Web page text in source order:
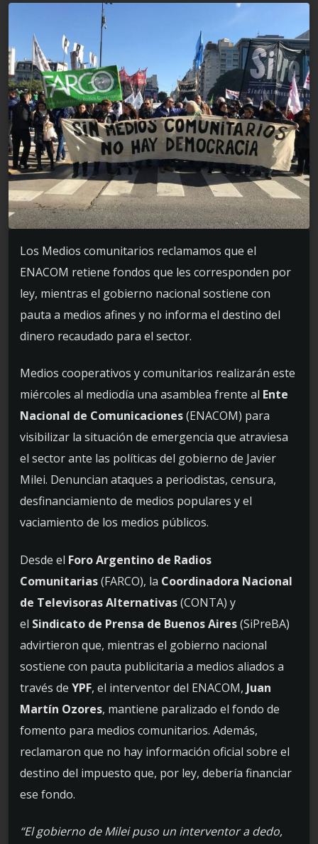
Los Medios comunitarios reclamamos que el
ENACOM retiene fondos que les corresponden por
ley, mientras el gobierno nacional sostiene con
pauta a medios afines y no informa el destino del
dinero recaudado para el sector.
Medios cooperativos y comunitarios realizarán este
miércoles al mediodía una asamblea frente al Ente
Nacional de Comunicaciones(ENACOM) para
visibilizar la situación de emergencia que atraviesa
el sector ante las políticas del gobierno de Javier
Milei. Denuncian ataques a periodistas, censura,
desfinanciamiento de medios populares y el
vaciamiento de los medios públicos.
Desde el Foro Argentino de Radios
Comunitarias(FARCO), la Coordinadora Nacional
de Televisoras Alternativas(CONTA) y
el Sindicato de Prensa de Buenos Aires(SiPreBA)
advirtieron que, mientras el gobierno nacional
sostiene con pauta publicitaria a medios aliados a
través de YPF, el interventor del ENACOM, Juan
Martín Ozores, mantiene paralizado el fondo de
fomento para medios comunitarios. Además,
reclamaron que no hay información oficial sobre el
destino del impuesto que, por ley, debería financiar
ese fondo.
“El gobierno de Milei puso un interventor a dedo,